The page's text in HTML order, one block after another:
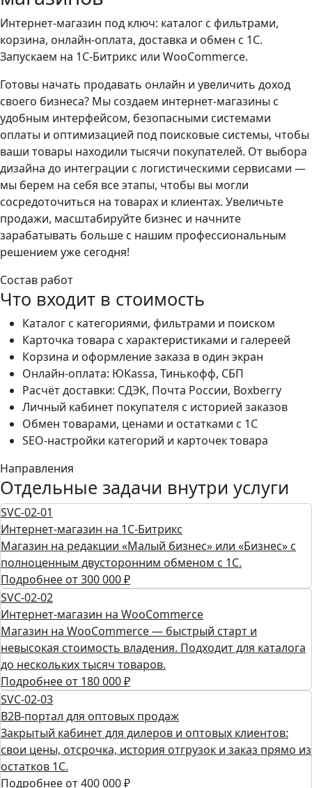
Интернет-магазин под ключ: каталог с фильтрами,
корзина, онлайн-оплата, доставка и обмен с 1С.
Запускаем на 1С-Битрикс или WooCommerce.
Готовы начать продавать онлайн и увеличить доход
своего бизнеса? Мы создаем интернет-магазины с
удобным интерфейсом, безопасными системами
оплаты и оптимизацией под поисковые системы, чтобы
ваши товары находили тысячи покупателей. От выбора
дизайна до интеграции с логистическими сервисами —
мы берем на себя все этапы, чтобы вы могли
сосредоточиться на товарах и клиентах. Увеличьте
продажи, масштабируйте бизнес и начните
зарабатывать больше с нашим профессиональным
решением уже сегодня!
Состав работ
Что входит в стоимость
Каталог с категориями, фильтрами и поиском
Карточка товара с характеристиками и галереей
Корзина и оформление заказа в один экран
Онлайн-оплата: ЮKassa, Тинькофф, СБП
Расчёт доставки: СДЭК, Почта России, Boxberry
Личный кабинет покупателя с историей заказов
Обмен товарами, ценами и остатками с 1С
SEO-настройки категорий и карточек товара
Направления
Отдельные задачи внутри услуги
SVC-02-01
Интернет-магазин на 1С-Битрикс
Магазин на редакции «Малый бизнес» или «Бизнес» с
полноценным двусторонним обменом с 1С.
Подробнее от 300 000 ₽
SVC-02-02
Интернет-магазин на WooCommerce
Магазин на WooCommerce — быстрый старт и
невысокая стоимость владения. Подходит для каталога
до нескольких тысяч товаров.
Подробнее от 180 000 ₽
SVC-02-03
B2B-портал для оптовых продаж
Закрытый кабинет для дилеров и оптовых клиентов:
свои цены, отсрочка, история отгрузок и заказ прямо из
остатков 1С.
Подробнее от 400 000 ₽